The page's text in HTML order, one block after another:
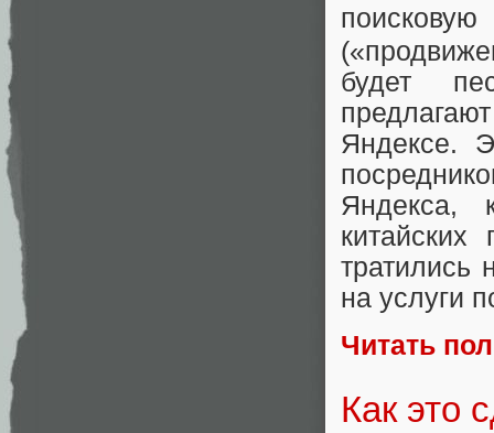
будет
Яндексе.
Яндекса,
тратились
на услуги
Читать
Как это